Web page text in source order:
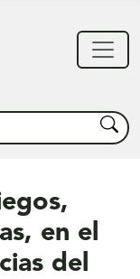
Buscar
en el
del